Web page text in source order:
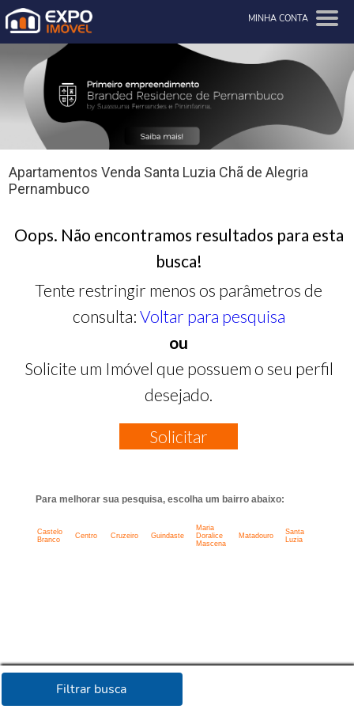
MINHA CONTA
Filtrar busca
Apartamentos Venda Santa Luzia Chã de Alegria
Pernambuco
Oops. Não encontramos resultados para esta
busca!
Tente restringir menos os parâmetros de
consulta: Voltar para pesquisa
ou
Solicite um Imóvel que possuem o seu perfil
desejado.
Solicitar
Para melhorar sua pesquisa, escolha um bairro abaixo:
Castelo
Branco
Centro Cruzeiro Guindaste
Maria
Doralice
Mascena
Matadouro
Santa
Luzia